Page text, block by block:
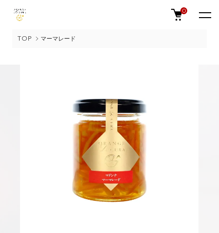
0
TOP マーマレード